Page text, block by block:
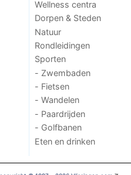
Wellness centra
Dorpen & Steden
Natuur
Rondleidingen
Sporten
- Zwembaden
- Fietsen
- Wandelen
- Paardrijden
- Golfbanen
Eten en drinken